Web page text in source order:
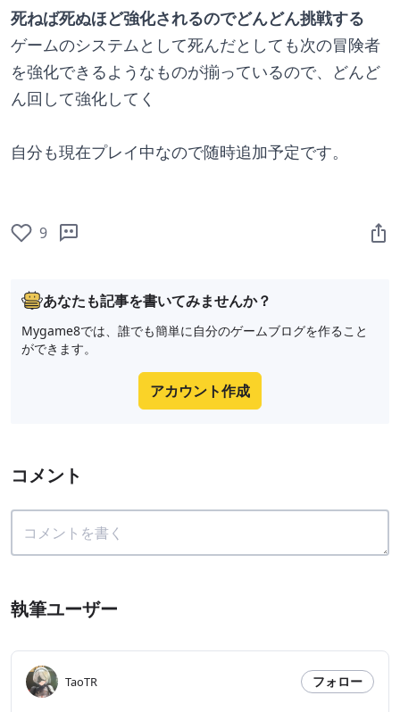
死ねば死ぬほど強化されるのでどんどん挑戦する
ゲームのシステムとして死んだとしても次の冒険者
を強化できるようなものが揃っているので、どんど
ん回して強化してく
自分も現在プレイ中なので随時追加予定です。
9
あなたも記事を書いてみませんか？
Mygame8では、誰でも簡単に自分のゲームブログを作ること
ができます。
アカウント作成
コメント
執筆ユーザー
TaoTR フォロー